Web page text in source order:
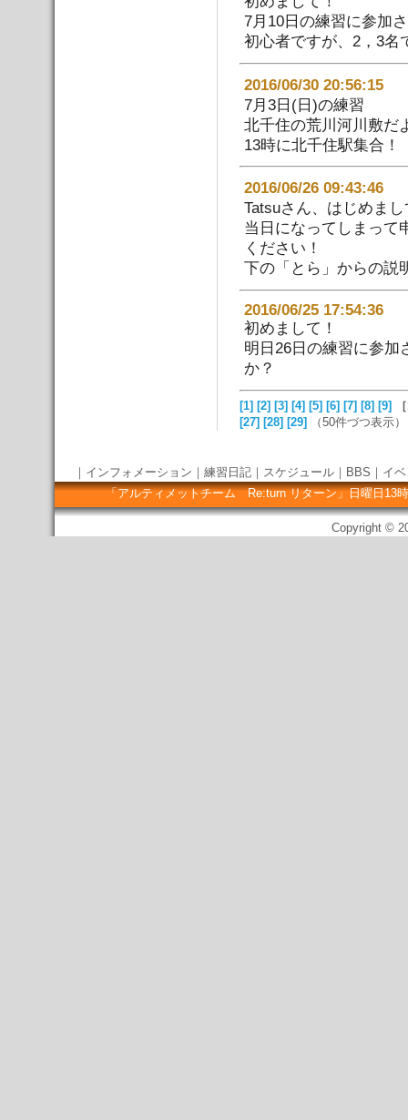
7月10日の練習に参加
初心者ですが、2，3名
2016/06/30
7月3日(日)の練習
北千住の荒川河川敷だ
13時に北千住駅集合！
2016/06/26 09:43:46
Tatsuさん、はじめまし
当日になってしまって
ください！
下の「とら」からの説
2016/06/25
初めまして！
明日26日の練習に参加
か？
[1] [2] [3] [4] [5] [6] [7] [8] [9]
[27] [28] [29] （50件づつ表示）
｜ インフォメーション ｜ 練習日記｜ スケジュール｜ BBS ｜ イ
「アルティメットチーム Re:turn リターン」日曜日13
Copyright ©